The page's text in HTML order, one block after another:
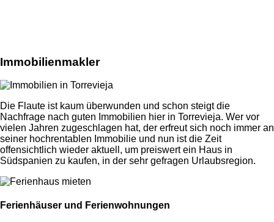
Immobilienmakler
Die Flaute ist kaum überwunden und schon steigt die
Nachfrage nach guten Immobilien hier in Torrevieja. Wer vor
vielen Jahren zugeschlagen hat, der erfreut sich noch immer an
seiner hochrentablen Immobilie und nun ist die Zeit
offensichtlich wieder aktuell, um preiswert ein Haus in
Südspanien zu kaufen, in der sehr gefragen Urlaubsregion.
Ferienhäuser und Ferienwohnungen